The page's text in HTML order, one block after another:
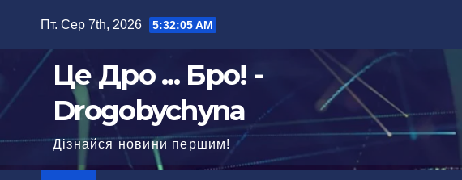
Пт. Сер 7th, 2026 5:32:06 AM
Це Дро ... Бро! -
Drogobychyna
Дізнайся новини першим!